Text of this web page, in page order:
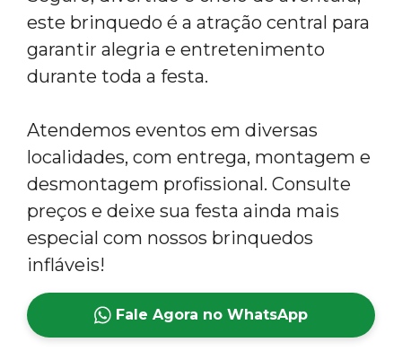
este brinquedo é a atração central para
garantir alegria e entretenimento
durante toda a festa.
Atendemos eventos em diversas
localidades, com entrega, montagem e
desmontagem profissional. Consulte
preços e deixe sua festa ainda mais
especial com nossos brinquedos
infláveis!
Fale Agora no WhatsApp